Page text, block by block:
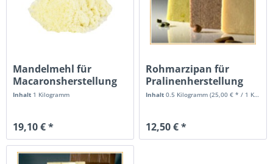
Mandelmehl für
Macaronsherstellung
Inhalt 1 Kilogramm
19,10 € *
Rohmarzipan für
Pralinenherstellung
Inhalt0.5 Kilogramm(25,00 € * / 1 Kilogramm)
12,50 € *